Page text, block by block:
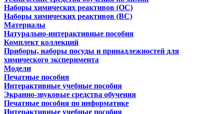
Наборы химических реактивов (ОС)
Наборы химических реактивов (ВС)
Материалы
Натурально-интерактивные пособия
Комплект коллекций
Приборы, наборы посуды и принадлежностей для
химического эксперимента
Модели
Печатные пособия
Интерактивные учебные пособия
Экранно-звуковые средства обучения
Печатные пособия по информатике
Интерактивные учебные пособия